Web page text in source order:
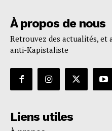
À propos de nous
Retrouvez des actualités,
anti-Kapistaliste
Liens utiles